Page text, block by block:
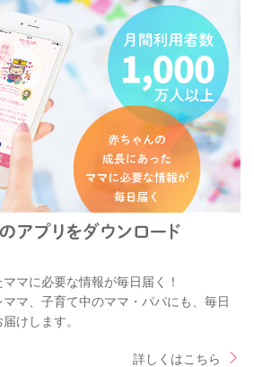
マに必要な情報が毎日届く！
マ、子育て中のママ・パパにも、毎日
けします。
詳しくはこちら